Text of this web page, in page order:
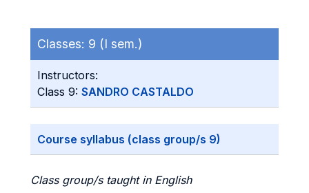
Classes: 9 (I sem.)
Instructors:
Class 9: SANDRO CASTALDO
Course syllabus (class group/s 9)
Class group/s taught in English